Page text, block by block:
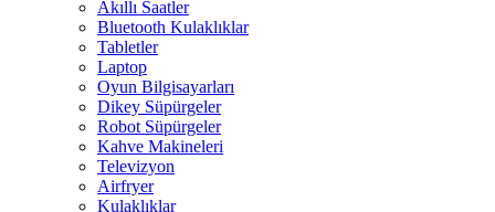
Akıllı Saatler
Bluetooth Kulaklıklar
Tabletler
Laptop
Oyun Bilgisayarları
Dikey Süpürgeler
Robot Süpürgeler
Kahve Makineleri
Televizyon
Airfryer
Kulaklıklar